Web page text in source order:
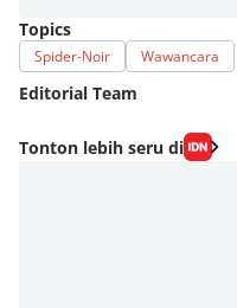
Topics
Spider-Noir Wawancara
Editorial Team
Editor
Fahrul Razi Uni
Tonton lebih seru di